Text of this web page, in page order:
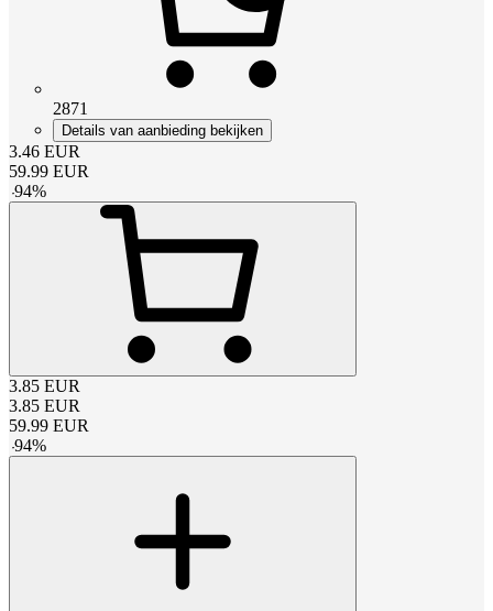
2871
Details van aanbieding bekijken
3.46 EUR
59.99 EUR
-94%
3.85 EUR
3.85 EUR
59.99 EUR
-94%